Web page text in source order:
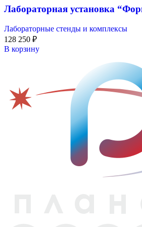
Лабораторная установка
Лабораторные стенды и комплексы
128 250 ₽
В корзину